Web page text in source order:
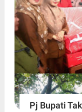
Pj Bupati